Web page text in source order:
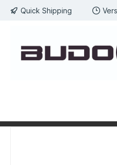
Zur
Quick Shipping